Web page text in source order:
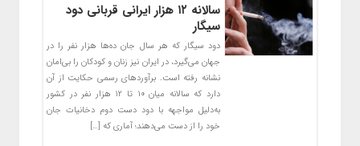
سالانه ۱۲ هزار ایرانی قربانی دود
سیگار
دود سیگار که هر سال جان ده‌ها هزار نفر را در
جهان می‌گیرد، در ایران نیز زنان و کودکان را بی‌امان
نشانه رفته است. برآوردهای رسمی حکایت از آن
دارد که سالانه میان ۱۰ تا ۱۲ هزار نفر در کشور
به‌دلیل مواجهه با دود دست دوم دخانیات جان
خود را از دست می‌دهند؛ آماری که […]